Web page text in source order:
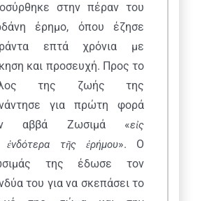
στην πέραν του
έρημο, όπου έζησε
επτά χρόνια με
και προσευχή. Προς το
της ζωής της
για πρώτη φορά
αββά Ζωσιμά «εἰς
ἐνδότερα τῆς ἐρήμου». Ο
της έδωσε τον
του για να σκεπάσει το